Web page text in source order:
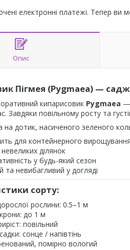
електронні платежі. Тепер
Опис
Пігмея (Pygmaea) —
кипарисовик Pygmaea —
Завдяки повільному росту та
на дотик, насиченого зеленого
для контейнерного вирощування
ділянок
у будь-який сезон
невибагливий у догляді
сорту:
рослини: 0.5–1 м
до 1 м
повільний
сонце / напівтінь
помірно вологий